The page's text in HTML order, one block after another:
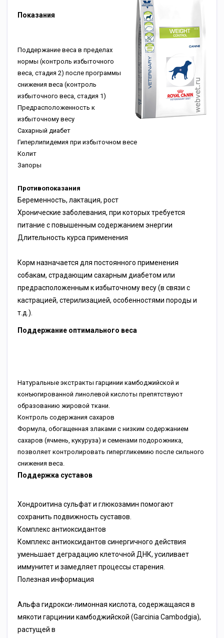
Показания
Поддержание веса в пределах
нормы (контроль избыточного
веса, стадия 2) после программы
снижения веса (контроль
избыточного веса, стадия 1)
Предрасположенность к
избыточному весу
Сахарный диабет
Гиперлипидемия при избыточном весе
Колит
Запоры
Противопоказания
Беременность, лактация, рост
Хронические заболевания, при которых требуется
питание с повышенным содержанием энергии
Длительность курса применения
Корм назначается для постоянного применения
собакам, страдающим сахарным диабетом или
предрасположенным к избыточному весу (в связи с
кастрацией, стерилизацией, особенностями породы и
т.д.).
Поддержание оптимального веса
Натуральные экстракты гарцинии камбоджийской и
конъюгированной линолевой кислоты препятствуют
образованию жировой ткани.
Контроль содержания сахаров
Формула, обогащенная злаками с низким содержанием
сахаров (ячмень, кукуруза) и семенами подорожника,
позволяет контролировать гипергликемию после сильного
снижения веса.
Поддержка суставов
Хондроитина сульфат и глюкозамин помогают
сохранить подвижность суставов.
Комплекс антиоксидантов
Комплекс антиоксидантов синергичного действия
уменьшает деградацию клеточной ДНК, усиливает
иммунитет и замедляет процессы старения.
Полезная информация
Альфа гидрокси-лимонная кислота, содержащаяся в
мякоти гарцинии камбоджийской (Garcinia Cambodgia),
растущей в